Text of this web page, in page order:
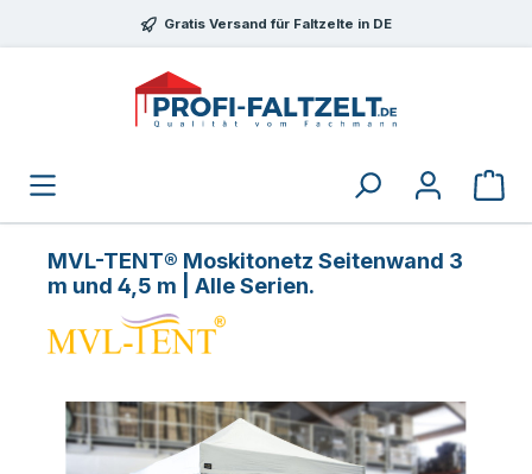
Zum Hauptinhalt springenGratis Versand für Faltzelte in DE
MVL-TENT® Moskitonetz Seitenwand 3
m und 4,5 m | Alle Serien.
Bildergalerie überspringen